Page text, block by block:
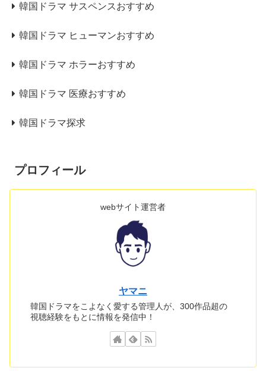
韓国ドラマ サスペンスおすすめ
韓国ドラマ ヒューマンおすすめ
韓国ドラマ ホラーおすすめ
韓国ドラマ 医療おすすめ
韓国ドラマ探求
プロフィール
webサイト運営者
ヤマニ
韓国ドラマをこよなく愛する管理人が、300作品超の
視聴経験をもとに情報を発信中！